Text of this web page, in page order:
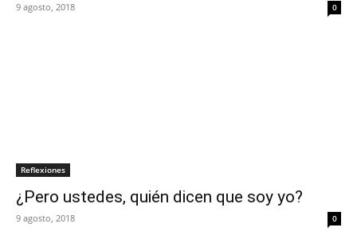
9 agosto, 2018 0
Reflexiones
¿Pero ustedes, quién dicen que soy yo?
9 agosto, 2018 0